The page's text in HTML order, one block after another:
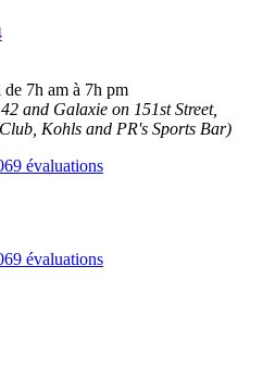
7h am à 7h pm
and Galaxie on 151st Street,
Kohls and PR's Sports Bar)
évaluations
évaluations